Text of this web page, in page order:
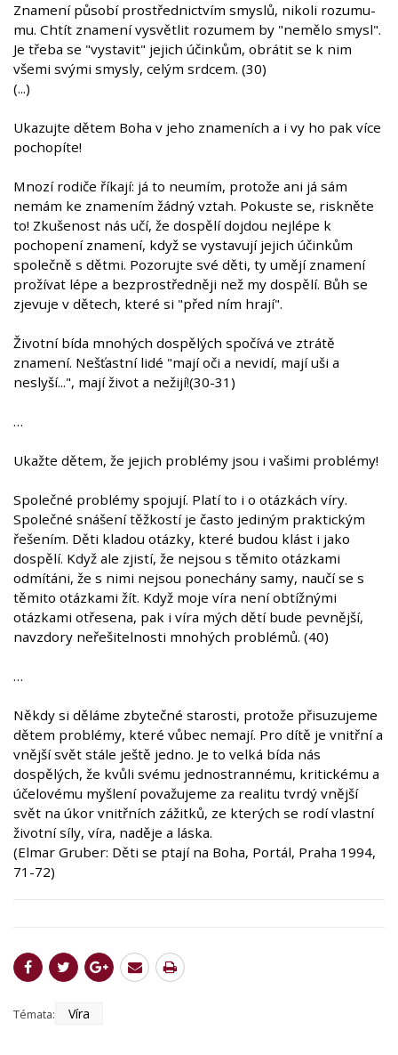
Znamení působí prostřednictvím smyslů, nikoli rozumu-
mu. Chtít znamení vysvětlit rozumem by "nemělo smysl".
Je třeba se "vystavit" jejich účinkům, obrátit se k nim
všemi svými smysly, celým srdcem. (30)
(...)
Ukazujte dětem Boha v jeho znameních a i vy ho pak více
pochopíte!
Mnozí rodiče říkají: já to neumím, protože ani já sám
nemám ke znamením žádný vztah. Pokuste se, riskněte
to! Zkušenost nás učí, že dospělí dojdou nejlépe k
pochopení znamení, když se vystavují jejich účinkům
společně s dětmi. Pozorujte své děti, ty umějí znamení
prožívat lépe a bezprostředněji než my dospělí. Bůh se
zjevuje v dětech, které si "před ním hrají".
Životní bída mnohých dospělých spočívá ve ztrátě
znamení. Nešťastní lidé "mají oči a nevidí, mají uši a
neslyší...", mají život a nežijí!(30-31)
…
Ukažte dětem, že jejich problémy jsou i vašimi problémy!
Společné problémy spojují. Platí to i o otázkách víry.
Společné snášení těžkostí je často jediným praktickým
řešením. Děti kladou otázky, které budou klást i jako
dospělí. Když ale zjistí, že nejsou s těmito otázkami
odmítáni, že s nimi nejsou ponechány samy, naučí se s
těmito otázkami žít. Když moje víra není obtížnými
otázkami otřesena, pak i víra mých dětí bude pevnější,
navzdory neřešitelnosti mnohých problémů. (40)
…
Někdy si děláme zbytečné starosti, protože přisuzujeme
dětem problémy, které vůbec nemají. Pro dítě je vnitřní a
vnější svět stále ještě jedno. Je to velká bída nás
dospělých, že kvůli svému jednostrannému, kritickému a
účelovému myšlení považujeme za realitu tvrdý vnější
svět na úkor vnitřních zážitků, ze kterých se rodí vlastní
životní síly, víra, naděje a láska.
(Elmar Gruber: Děti se ptají na Boha, Portál, Praha 1994,
71-72)
Témata: Víra